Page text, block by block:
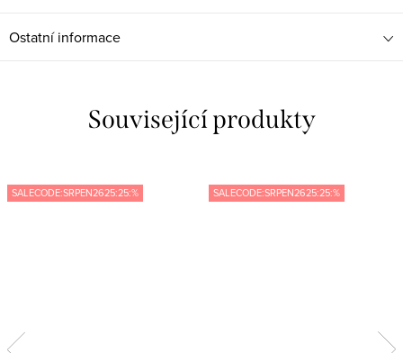
Ostatní informace
Související produkty
SALECODE:SRPEN2625:25:% SALECODE:SRPEN2625:25:%